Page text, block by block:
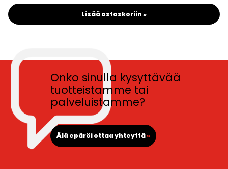
Lisää ostoskoriin »
Onko sinulla kysyttävää
tuotteistamme tai
palveluistamme?
Älä epäröi ottaa yhteyttä»